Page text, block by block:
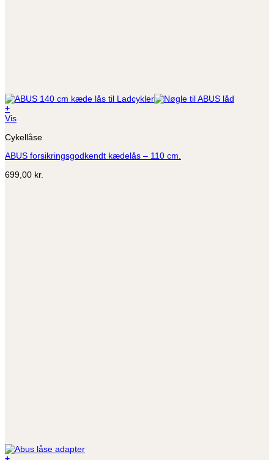
+
Vis
Cykellåse
ABUS forsikringsgodkendt kædelås – 110 cm.
699,00 kr.